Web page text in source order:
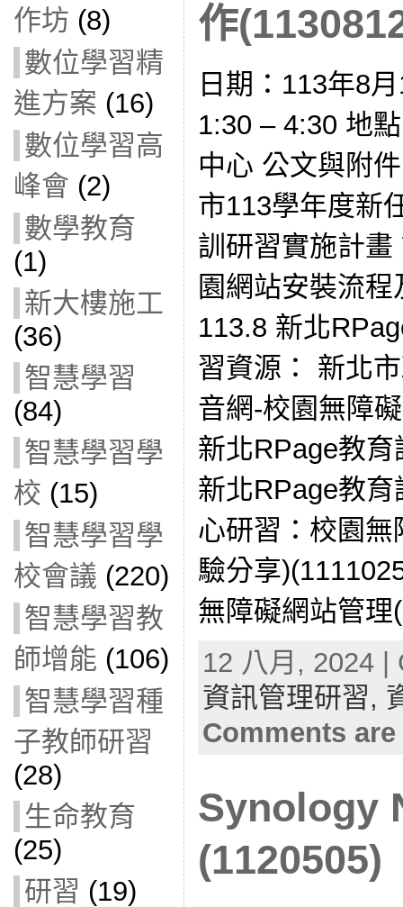
作坊 (8)
數位學習精
進方案 (16)
數位學習高
峰會 (2)
數學教育
(1)
新大樓施工
(36)
智慧學習
(84)
智慧學習學
校 (15)
智慧學習學
校會議 (220)
智慧學習教
師增能 (106)
智慧學習種
子教師研習
(28)
生命教育
(25)
研習 (19)
作
日期：113年8
1:30 – 4:30 地
中心 公文與附
市113學年度新
訓研習實施計
園網站安裝流
113.8 新北
習資源： 新北
音網-校園無障
新北RPage教
新北RPage教
心研習：校園
驗分享
無障礙網站管
12 八月, 2024
資訊管理研習,
Comments
Synology
(1120505)